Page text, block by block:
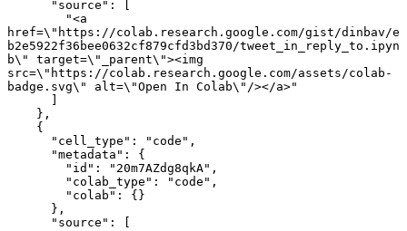
      "source": [
href=\"https://colab.research.google.com/gist/dinbav/e
b2e5922f36bee0632cf879cfd3bd370/tweet_in_reply_to.ipyn
b\" target=\"_parent\"><img
src=\"https://colab.research.google.com/assets/colab-
badge.svg\" alt=\"Open In Colab\"/></a>"
    },
    {
      "cell_type": "code",
      "metadata": {
        "id": "20m7AZdg8qkA",
        "colab_type": "code",
        "colab": {}
      },
      "source": [